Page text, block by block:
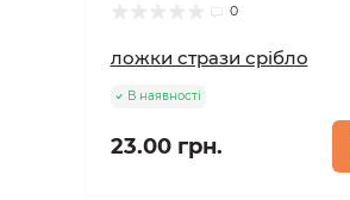
0
ложки стрази срібло
В наявності
23.00 грн.